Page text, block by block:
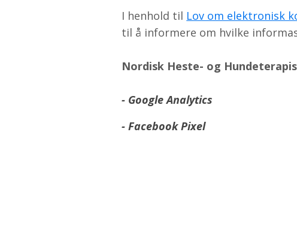
I henhold til Lov om elektronisk
til å informere om hvilke
Nordisk Heste- og
- Google Analytics
- Facebook Pixel